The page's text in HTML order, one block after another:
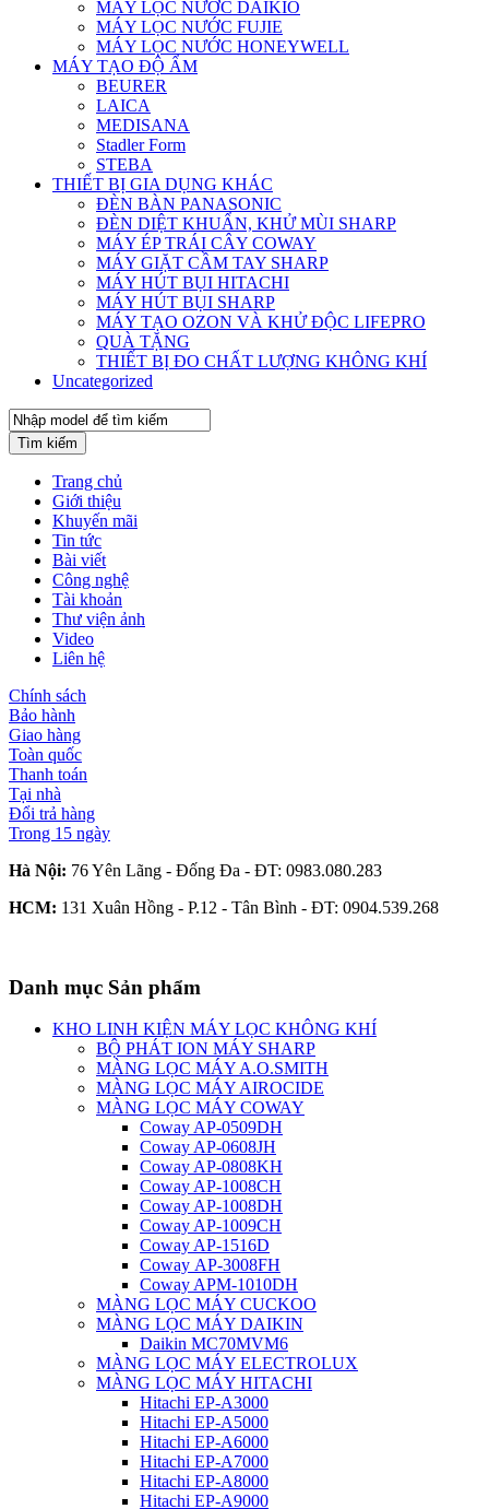
MÁY LỌC NƯỚC DAIKIO
MÁY LỌC NƯỚC FUJIE
MÁY LỌC NƯỚC HONEYWELL
MÁY TẠO ĐỘ ẨM
BEURER
LAICA
MEDISANA
Stadler Form
STEBA
THIẾT BỊ GIA DỤNG KHÁC
ĐÈN BÀN PANASONIC
ĐÈN DIỆT KHUẨN, KHỬ MÙI SHARP
MÁY ÉP TRÁI CÂY COWAY
MÁY GIẶT CẦM TAY SHARP
MÁY HÚT BỤI HITACHI
MÁY HÚT BỤI SHARP
MÁY TẠO OZON VÀ KHỬ ĐỘC LIFEPRO
QUÀ TẶNG
THIẾT BỊ ĐO CHẤT LƯỢNG KHÔNG KHÍ
Uncategorized
Tìm kiếm
Trang chủ
Giới thiệu
Khuyến mãi
Tin tức
Bài viết
Công nghệ
Tài khoản
Thư viện ảnh
Video
Liên hệ
Chính sách
Bảo hành
Giao hàng
Toàn quốc
Thanh toán
Tại nhà
Đổi trả hàng
Trong 15 ngày
Hà Nội: 76 Yên Lãng - Đống Đa - ĐT: 0983.080.283
HCM: 131 Xuân Hồng - P.12 - Tân Bình - ĐT: 0904.539.268
Danh mục Sản phẩm
KHO LINH KIỆN MÁY LỌC KHÔNG KHÍ
BỘ PHÁT ION MÁY SHARP
MÀNG LỌC MÁY A.O.SMITH
MÀNG LỌC MÁY AIROCIDE
MÀNG LỌC MÁY COWAY
Coway AP-0509DH
Coway AP-0608JH
Coway AP-0808KH
Coway AP-1008CH
Coway AP-1008DH
Coway AP-1009CH
Coway AP-1516D
Coway AP-3008FH
Coway APM-1010DH
MÀNG LỌC MÁY CUCKOO
MÀNG LỌC MÁY DAIKIN
Daikin MC70MVM6
MÀNG LỌC MÁY ELECTROLUX
MÀNG LỌC MÁY HITACHI
Hitachi EP-A3000
Hitachi EP-A5000
Hitachi EP-A6000
Hitachi EP-A7000
Hitachi EP-A8000
Hitachi EP-A9000